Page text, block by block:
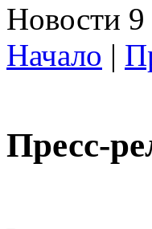
Новости 9
Начало |
Пресс-